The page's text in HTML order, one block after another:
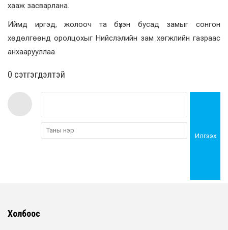
хааж засварлана.
Иймд иргэд, жолооч та бүхэн бусад замыг сонгон
хөдөлгөөнд оролцохыг Нийслэлийн зам хөгжлийн газраас
анхаарууллаа
0 cэтгэгдэлтэй
Илгээх
Холбоос